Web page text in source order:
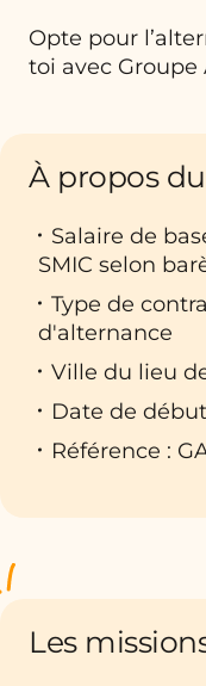
Opte pour
toi avec Groupe
À propos
Salaire de
SMIC selon
Type de
d'alternance
Ville du lieu
Date de
Référence :
Les